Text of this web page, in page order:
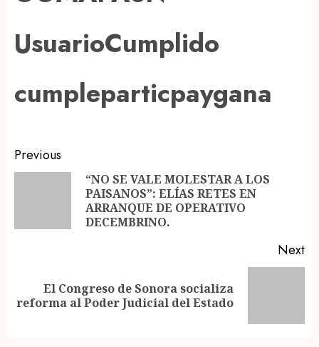
UsuarioCumplido
cumpleparticpaygana
Post
navigation
Previous
“NO SE VALE MOLESTAR A LOS
PAISANOS”: ELÍAS RETES EN
ARRANQUE DE OPERATIVO
DECEMBRINO.
Next
post:
El Congreso de Sonora socializa
reforma al Poder Judicial del Estado